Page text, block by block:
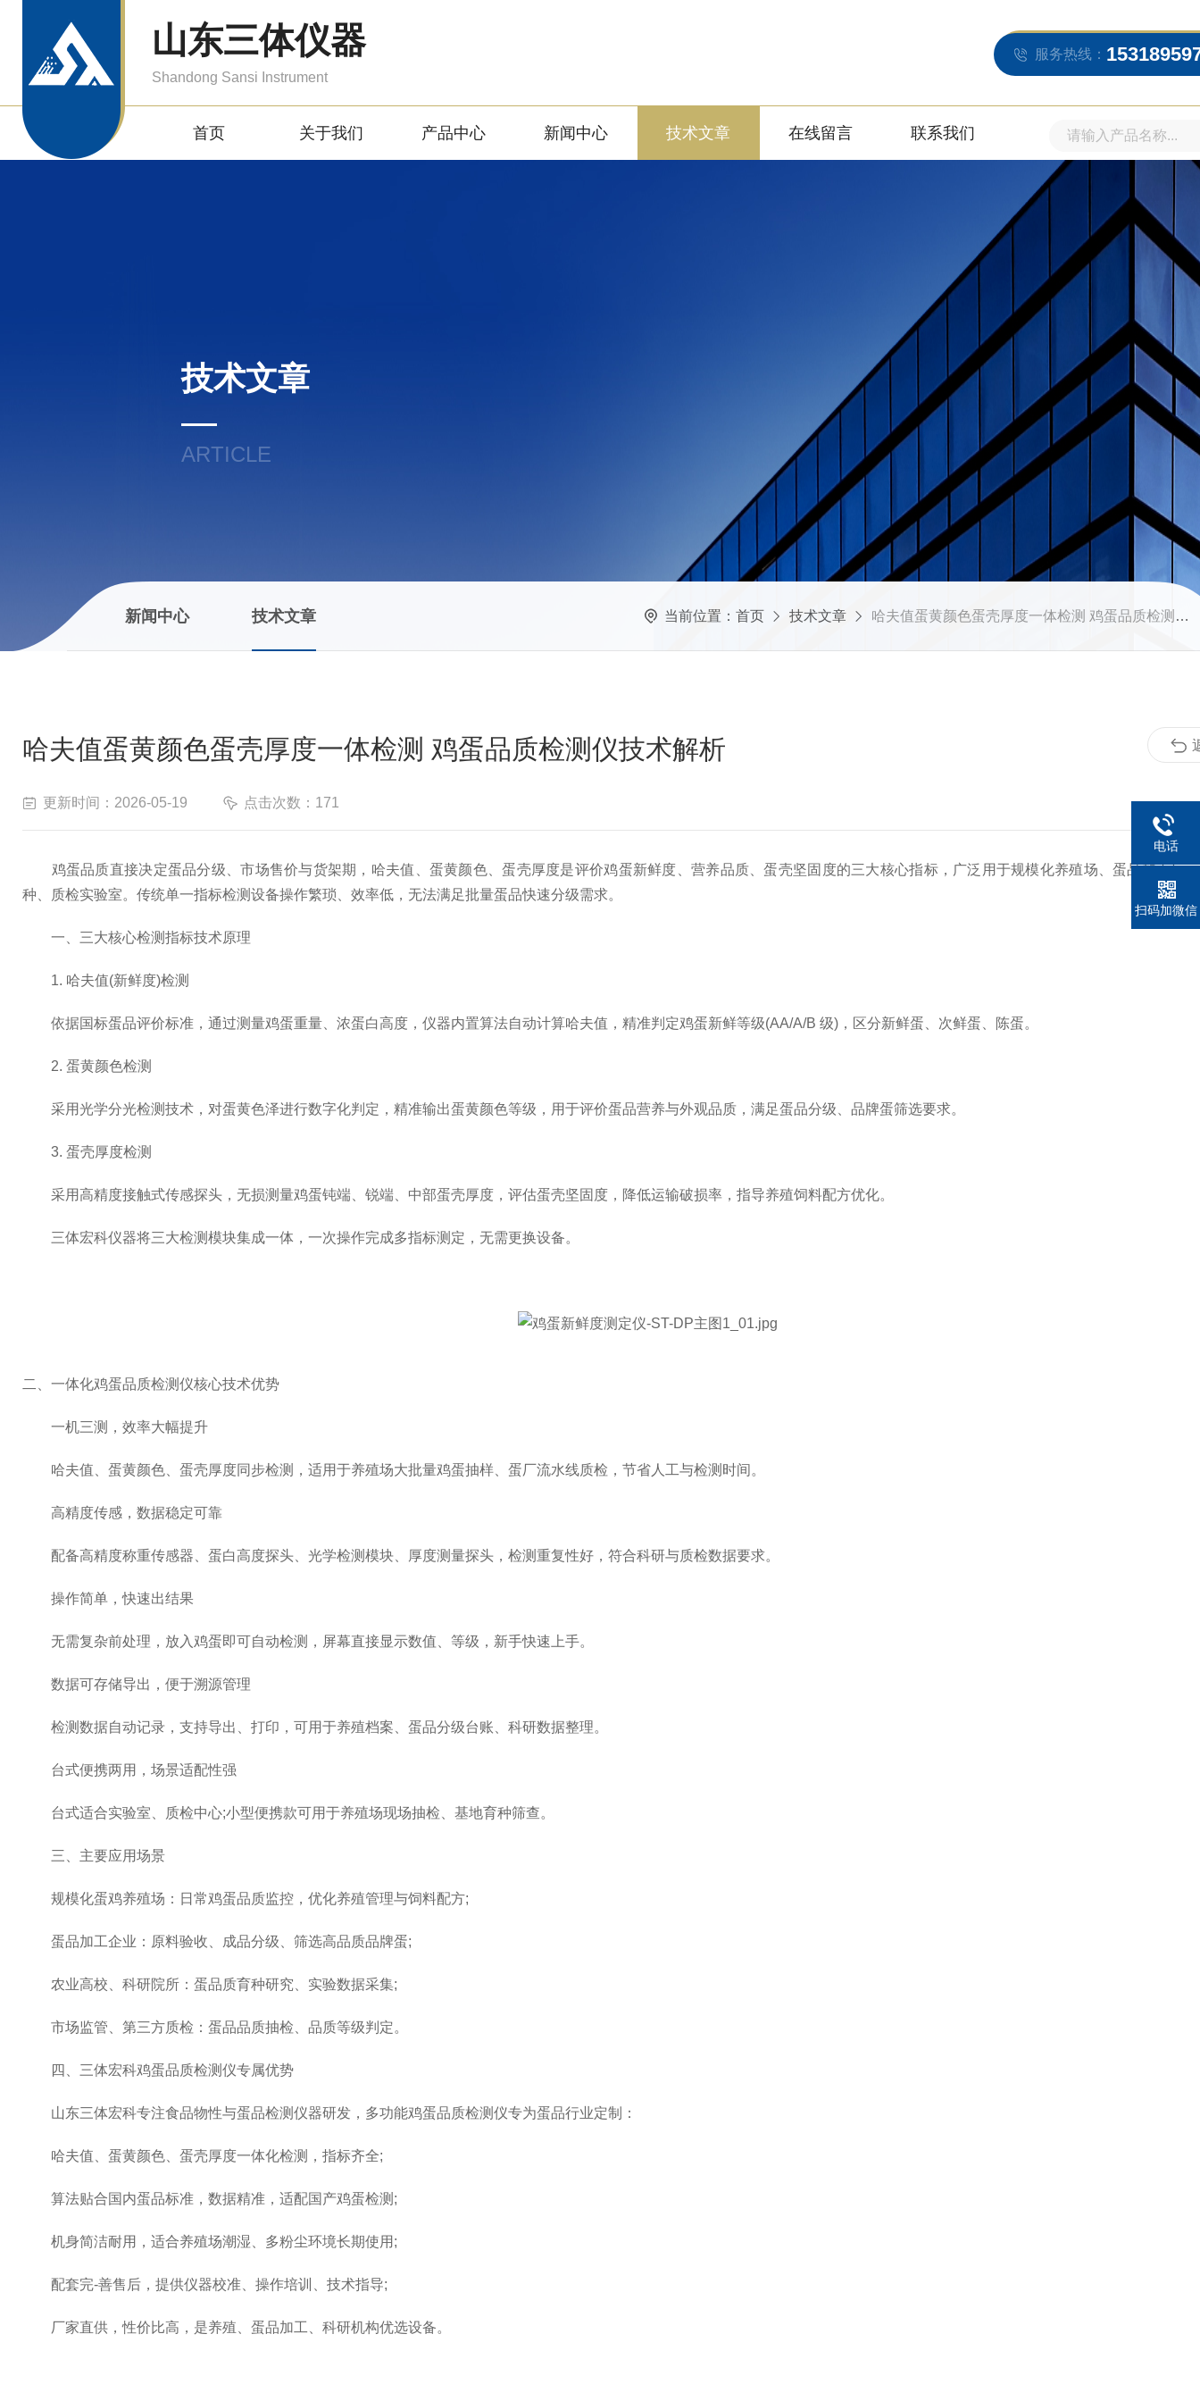
山东三体仪器
Shandong Sansi Instrument
服务热线：
首页 关于我们 产品中心 新闻中心 技术文章 在线留言 联系我们
技术文章
ARTICLE
新闻中心 技术文章 当前位置： 首页 技术文章 哈夫值蛋黄颜色蛋壳厚度一体检测 鸡蛋品质检测仪技术解析
哈夫值蛋黄颜色蛋壳厚度一体检测 鸡蛋品质检测仪技术解析
更新时间：2026-05-19 点击次数：171
鸡蛋品质直接决定蛋品分级、市场售价与货架期，哈夫值、蛋黄颜色、蛋壳厚度是评价鸡蛋新鲜度、营养品质、蛋壳坚固度的三大核心指标，广泛用于规模化养殖场、蛋品加工厂
种、质检实验室。传统单一指标检测设备操作繁琐、效率低，无法满足批量蛋品快速分级需求。
一、三大核心检测指标技术原理
1. 哈夫值(新鲜度)检测
依据国标蛋品评价标准，通过测量鸡蛋重量、浓蛋白高度，仪器内置算法自动计算哈夫值，精准判定鸡蛋新鲜等级(AA/A/B 级)，区分新鲜蛋、次鲜蛋、陈蛋。
2. 蛋黄颜色检测
采用光学分光检测技术，对蛋黄色泽进行数字化判定，精准输出蛋黄颜色等级，用于评价蛋品营养与外观品质，满足蛋品分级、品牌蛋筛选要求。
3. 蛋壳厚度检测
采用高精度接触式传感探头，无损测量鸡蛋钝端、锐端、中部蛋壳厚度，评估蛋壳坚固度，降低运输破损率，指导养殖饲料配方优化。
三体宏科仪器将三大检测模块集成一体，一次操作完成多指标测定，无需更换设备。
二、一体化鸡蛋品质检测仪核心技术优势
一机三测，效率大幅提升
哈夫值、蛋黄颜色、蛋壳厚度同步检测，适用于养殖场大批量鸡蛋抽样、蛋厂流水线质检，节省人工与检测时间。
高精度传感，数据稳定可靠
配备高精度称重传感器、蛋白高度探头、光学检测模块、厚度测量探头，检测重复性好，符合科研与质检数据要求。
操作简单，快速出结果
无需复杂前处理，放入鸡蛋即可自动检测，屏幕直接显示数值、等级，新手快速上手。
数据可存储导出，便于溯源管理
检测数据自动记录，支持导出、打印，可用于养殖档案、蛋品分级台账、科研数据整理。
台式便携两用，场景适配性强
台式适合实验室、质检中心;小型便携款可用于养殖场现场抽检、基地育种筛查。
三、主要应用场景
规模化蛋鸡养殖场：日常鸡蛋品质监控，优化养殖管理与饲料配方;
蛋品加工企业：原料验收、成品分级、筛选高品质品牌蛋;
农业高校、科研院所：蛋品质育种研究、实验数据采集;
市场监管、第三方质检：蛋品品质抽检、品质等级判定。
四、三体宏科鸡蛋品质检测仪专属优势
山东三体宏科专注食品物性与蛋品检测仪器研发，多功能鸡蛋品质检测仪专为蛋品行业定制：
哈夫值、蛋黄颜色、蛋壳厚度一体化检测，指标齐全;
算法贴合国内蛋品标准，数据精准，适配国产鸡蛋检测;
机身简洁耐用，适合养殖场潮湿、多粉尘环境长期使用;
配套完-善售后，提供仪器校准、操作培训、技术指导;
厂家直供，性价比高，是养殖、蛋品加工、科研机构优选设备。
电话
扫码加微信